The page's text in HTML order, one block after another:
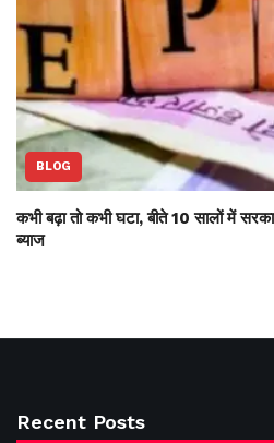
BLOG
कभी बढ़ा तो कभी घटा, बीते 10 सालों में
ब्याज
Recent Posts